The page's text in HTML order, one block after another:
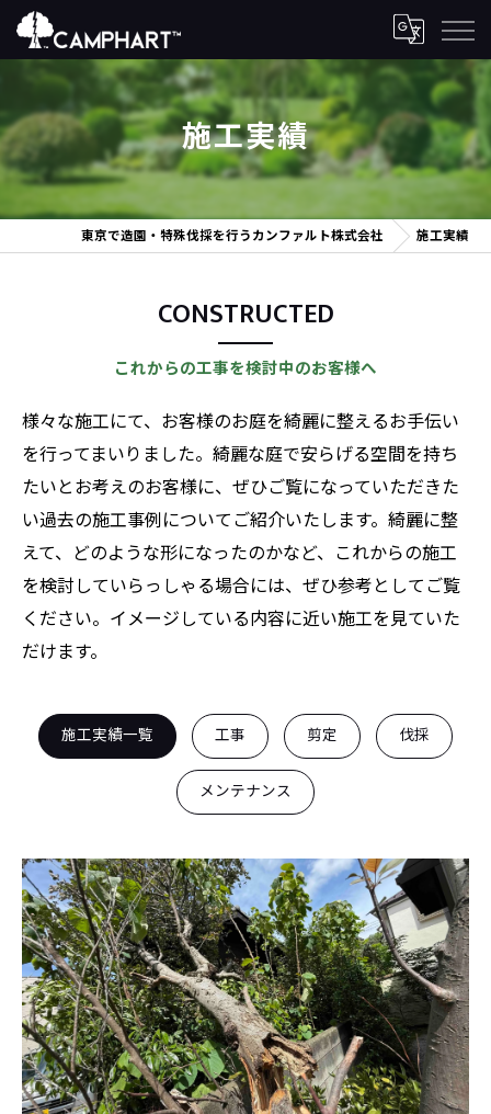
施工実績
東京で造園・特殊伐採を行うカンファルト株式会社 施工実績
CONSTRUCTED
これからの工事を検討中のお客様へ
様々な施工にて、お客様のお庭を綺麗に整えるお手伝い
を行ってまいりました。綺麗な庭で安らげる空間を持ち
たいとお考えのお客様に、ぜひご覧になっていただきた
い過去の施工事例についてご紹介いたします。綺麗に整
えて、どのような形になったのかなど、これからの施工
を検討していらっしゃる場合には、ぜひ参考としてご覧
ください。イメージしている内容に近い施工を見ていた
だけます。
施工実績一覧 工事 剪定 伐採
メンテナンス